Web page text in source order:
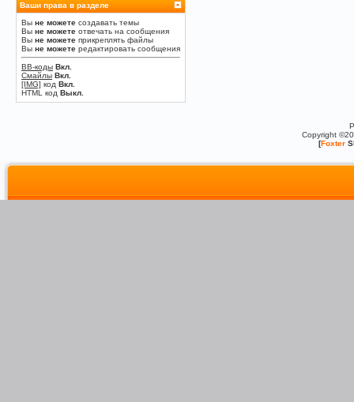
Ваши права в разделе
Вы не можете создавать темы
Вы не можете отвечать на сообщения
Вы не можете прикреплять файлы
Вы не можете редактировать сообщения
BB-коды Вкл.
Смайлы Вкл.
[IMG] код Вкл.
HTML код Выкл.
Copyright
[Foxter